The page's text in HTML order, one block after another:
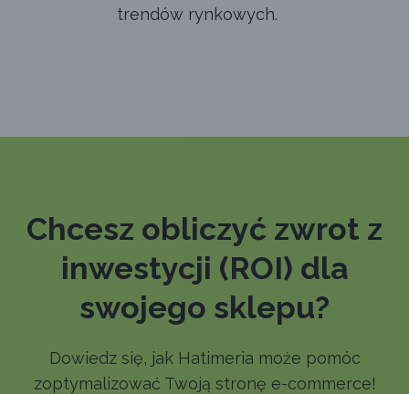
trendów rynkowych.
Chcesz obliczyć zwrot z
inwestycji (ROI) dla
swojego sklepu?
Dowiedz się, jak Hatimeria może pomóc
zoptymalizować Twoją stronę e-commerce!